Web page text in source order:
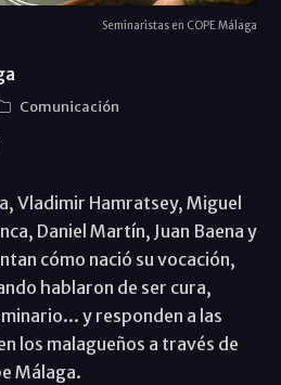
Seminaristas en COPE Málaga
Comunicación
Vladimir Hamratsey, Miguel
Daniel Martín, Juan Baena y
cómo nació su vocación,
hablaron de ser cura,
y responden a las
los malagueños a través de
Málaga.